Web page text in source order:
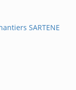
SARTENE